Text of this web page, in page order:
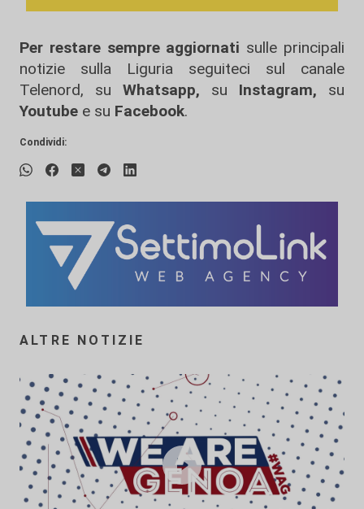
Per restare sempre aggiornati sulle principali
notizie sulla Liguria seguiteci sul canale
Telenord, su
Whatsapp, su Instagram, su
Youtube e su Facebook.
Condividi:
ALTRE NOTIZIE